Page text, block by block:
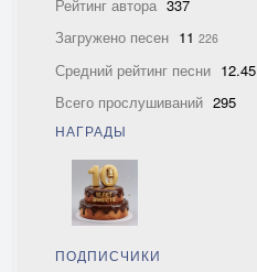
Рейтинг автора 337
Загружено песен 11 226
Средний рейтинг песни 12.45
Всего прослушиваний 295
НАГРАДЫ
ПОДПИСЧИКИ